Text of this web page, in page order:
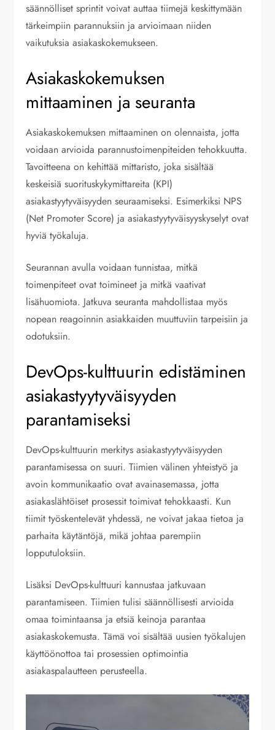
säännölliset sprintit voivat auttaa tiimejä keskittymään
tärkeimpiin parannuksiin ja arvioimaan niiden
vaikutuksia asiakaskokemukseen.
Asiakaskokemuksen
mittaaminen ja seuranta
Asiakaskokemuksen mittaaminen on olennaista, jotta
voidaan arvioida parannustoimenpiteiden tehokkuutta.
Tavoitteena on kehittää mittaristo, joka sisältää
keskeisiä suorituskykymittareita (KPI)
asiakastyytyväisyyden seuraamiseksi. Esimerkiksi NPS
(Net Promoter Score) ja asiakastyytyväisyyskyselyt ovat
hyviä työkaluja.
Seurannan avulla voidaan tunnistaa, mitkä
toimenpiteet ovat toimineet ja mitkä vaativat
lisähuomiota. Jatkuva seuranta mahdollistaa myös
nopean reagoinnin asiakkaiden muuttuviin tarpeisiin ja
odotuksiin.
DevOps-kulttuurin edistäminen
asiakastyytyväisyyden
parantamiseksi
DevOps-kulttuurin merkitys asiakastyytyväisyyden
parantamisessa on suuri. Tiimien välinen yhteistyö ja
avoin kommunikaatio ovat avainasemassa, jotta
asiakaslähtöiset prosessit toimivat tehokkaasti. Kun
tiimit työskentelevät yhdessä, ne voivat jakaa tietoa ja
parhaita käytäntöjä, mikä johtaa parempiin
lopputuloksiin.
Lisäksi DevOps-kulttuuri kannustaa jatkuvaan
parantamiseen. Tiimien tulisi säännöllisesti arvioida
omaa toimintaansa ja etsiä keinoja parantaa
asiakaskokemusta. Tämä voi sisältää uusien työkalujen
käyttöönottoa tai prosessien optimointia
asiakaspalautteen perusteella.